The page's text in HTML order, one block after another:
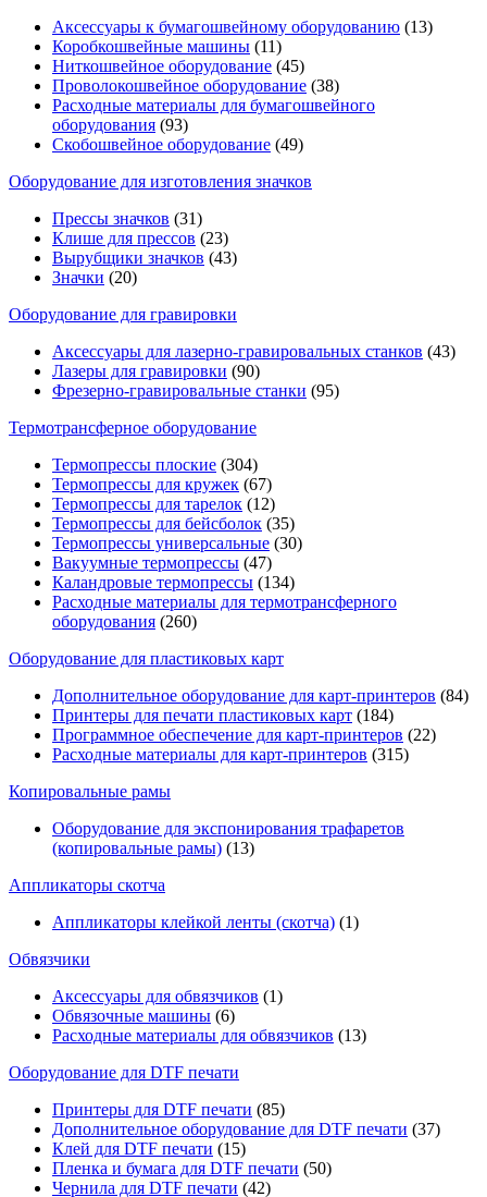
Аксессуары к бумагошвейному оборудованию (13)
Коробкошвейные машины (11)
Ниткошвейное оборудование (45)
Проволокошвейное оборудование (38)
Расходные материалы для бумагошвейного
оборудования (93)
Скобошвейное оборудование (49)
Оборудование для изготовления значков
Прессы значков (31)
Клише для прессов (23)
Вырубщики значков (43)
Значки (20)
Оборудование для гравировки
Аксессуары для лазерно-гравировальных станков (43)
Лазеры для гравировки (90)
Фрезерно-гравировальные станки (95)
Термотрансферное оборудование
Термопрессы плоские (304)
Термопрессы для кружек (67)
Термопрессы для тарелок (12)
Термопрессы для бейсболок (35)
Термопрессы универсальные (30)
Вакуумные термопрессы (47)
Каландровые термопрессы (134)
Расходные материалы для термотрансферного
оборудования (260)
Оборудование для пластиковых карт
Дополнительное оборудование для карт-принтеров (84)
Принтеры для печати пластиковых карт (184)
Программное обеспечение для карт-принтеров (22)
Расходные материалы для карт-принтеров (315)
Копировальные рамы
Оборудование для экспонирования трафаретов
(копировальные рамы) (13)
Аппликаторы скотча
Аппликаторы клейкой ленты (скотча) (1)
Обвязчики
Аксессуары для обвязчиков (1)
Обвязочные машины (6)
Расходные материалы для обвязчиков (13)
Оборудование для DTF печати
Принтеры для DTF печати (85)
Дополнительное оборудование для DTF печати (37)
Клей для DTF печати (15)
Пленка и бумага для DTF печати (50)
Чернила для DTF печати (42)